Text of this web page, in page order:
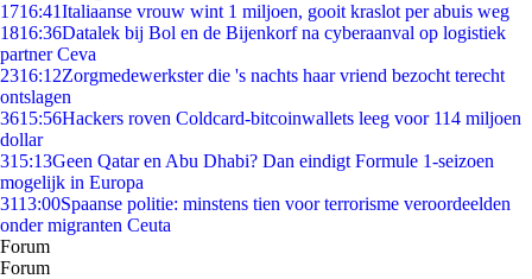
1716:41Italiaanse vrouw wint 1 miljoen, gooit kraslot per abuis weg
1816:36Datalek bij Bol en de Bijenkorf na cyberaanval op logistiek
partner Ceva
2316:12Zorgmedewerkster die 's nachts haar vriend bezocht terecht
ontslagen
3615:56Hackers roven Coldcard-bitcoinwallets leeg voor 114 miljoen
dollar
315:13Geen Qatar en Abu Dhabi? Dan eindigt Formule 1-seizoen
mogelijk in Europa
3113:00Spaanse politie: minstens tien voor terrorisme veroordeelden
onder migranten Ceuta
Forum
Forum